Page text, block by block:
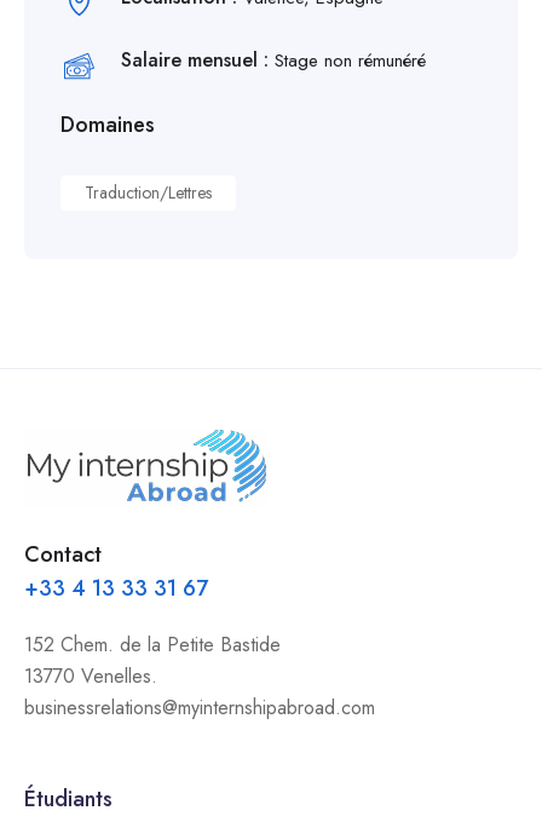
Salaire mensuel : Stage non rémunéré
Domaines
Traduction/Lettres
Contact
+33 4 13 33 31 67
152 Chem. de la Petite Bastide
13770 Venelles.
businessrelations@myinternshipabroad.com
Étudiants